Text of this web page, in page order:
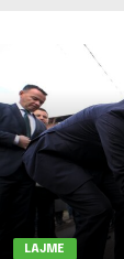
LAJME